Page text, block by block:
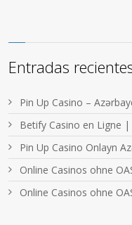
Entradas
Pin Up Casino –
Betify Casino en Ligne
Pin Up Casino Onlayn
Online Casinos ohne
Online Casinos ohne